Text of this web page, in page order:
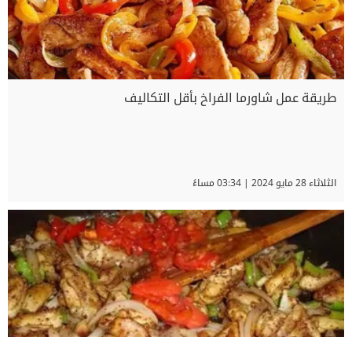
طريقة عمل شاورما الفراخ بأقل التكاليف
الثلاثاء 28 مايو 2024 | 03:34 مساءً